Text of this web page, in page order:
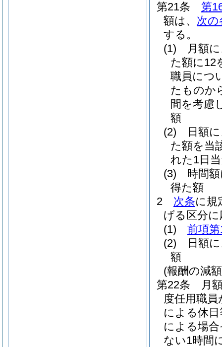
第21条
第
額は、 次の
する。
(1)
月額
た額に12
職員につ
たものか
間を考慮
額
(2)
日額
た額を当
れた1日
(3)
時間
得た額
2
次条に規
げる区分
(1)
前項
(2)
日額
額
(報酬の減
第22条
月
度任用職
による休
による場
ない1時間